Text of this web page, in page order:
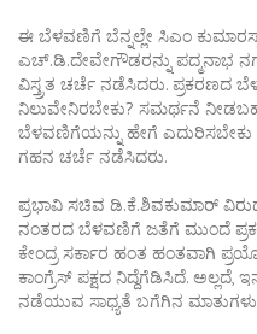
ಈ ಬೆಳವಣಿಗೆ ಬೆನ್ನಲ್ಲೇ ಸಿಎಂ
ಎಚ್‌.ಡಿ.ದೇವೇಗೌಡರನ್ನು ಪದ್ಮನಾಭ
ವಿಸ್ತ್ರತ ಚರ್ಚೆ ನಡೆಸಿದರು. ಪ್ರಕರಣದ
ನಿಲುವೇನಿರಬೇಕು? ಸಮರ್ಥನೆ
ಬೆಳವಣಿಗೆಯನ್ನು ಹೇಗೆ ಎದುರಿಸಬೇಕು
ಗಹನ ಚರ್ಚೆ ನಡೆಸಿದರು.
ಪ್ರಭಾವಿ ಸಚಿವ ಡಿ.ಕೆ.ಶಿವಕುಮಾರ್‌
ನಂತರದ ಬೆಳವಣಿಗೆ ಜತೆಗೆ ಮುಂದೆ
ಕೇಂದ್ರ ಸರ್ಕಾರ ಹಂತ ಹಂತವಾಗಿ
ಕಾಂಗ್ರೆಸ್‌ ಪಕ್ಷದ ನಿದ್ದೆಗೆಡಿಸಿದೆ. ಅಲ್ಲದೆ,
ನಡೆಯುವ ಸಾಧ್ಯತೆ ಬಗೆಗಿನ ಮಾತುಗಳು